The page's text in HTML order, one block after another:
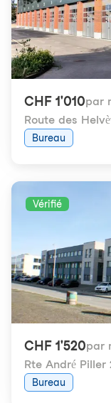
CHF 1'010par
Route des
Bureau
Vérifié
CHF 1'520par
Rte André Piller
Bureau